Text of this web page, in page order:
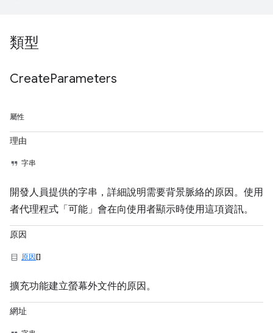
類型
CreateParameters
屬性
理由
字串
開發人員提供的字串，詳細說明需要背景脈絡的原因。使用
者代理程式「可能」會在向使用者顯示時使用這項資訊。
原因
原因[]
擴充功能建立螢幕外文件的原因。
網址